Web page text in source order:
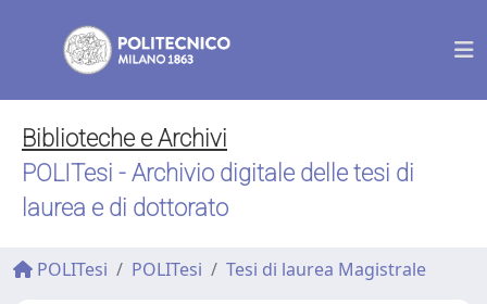
Biblioteche e Archivi
POLITesi - Archivio digitale delle tesi di
laurea e di dottorato
POLITesi POLITesi Tesi di laurea Magistrale